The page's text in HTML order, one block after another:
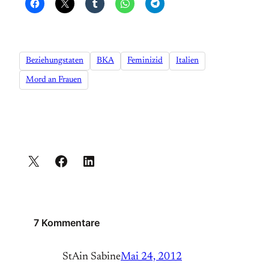
Beziehungstaten BKA Feminizid Italien
Mord an Frauen
7 Kommentare
StAin SabineMai 24, 2012